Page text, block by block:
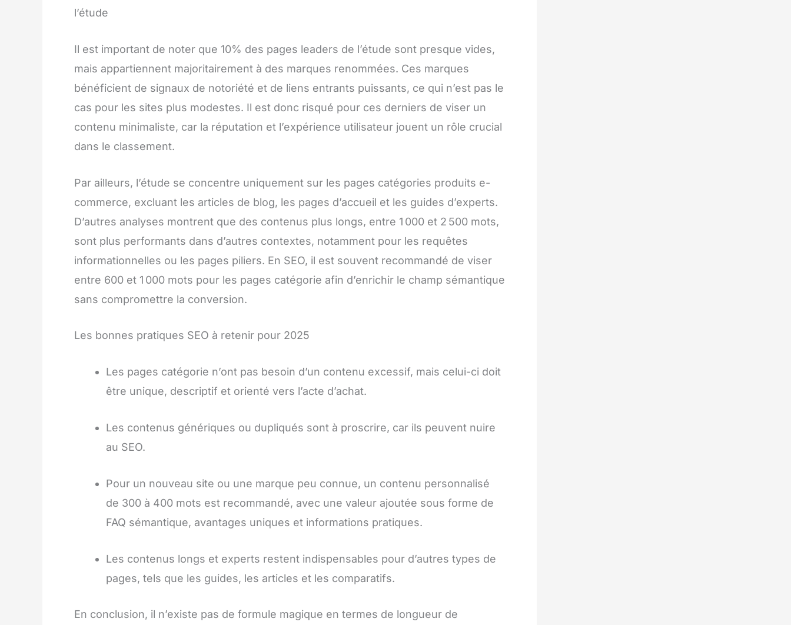
l’étude
Il est important de noter que 10% des pages leaders de l’étude sont presque vides,
mais appartiennent majoritairement à des marques renommées. Ces marques
bénéficient de signaux de notoriété et de liens entrants puissants, ce qui n’est pas le
cas pour les sites plus modestes. Il est donc risqué pour ces derniers de viser un
contenu minimaliste, car la réputation et l’expérience utilisateur jouent un rôle crucial
dans le classement.
Par ailleurs, l’étude se concentre uniquement sur les pages catégories produits e-
commerce, excluant les articles de blog, les pages d’accueil et les guides d’experts.
D’autres analyses montrent que des contenus plus longs, entre 1 000 et 2 500 mots,
sont plus performants dans d’autres contextes, notamment pour les requêtes
informationnelles ou les pages piliers. En SEO, il est souvent recommandé de viser
entre 600 et 1 000 mots pour les pages catégorie afin d’enrichir le champ sémantique
sans compromettre la conversion.
Les bonnes pratiques SEO à retenir pour 2025
Les pages catégorie n’ont pas besoin d’un contenu excessif, mais celui-ci doit
être unique, descriptif et orienté vers l’acte d’achat.
Les contenus génériques ou dupliqués sont à proscrire, car ils peuvent nuire
au SEO.
Pour un nouveau site ou une marque peu connue, un contenu personnalisé
de 300 à 400 mots est recommandé, avec une valeur ajoutée sous forme de
FAQ sémantique, avantages uniques et informations pratiques.
Les contenus longs et experts restent indispensables pour d’autres types de
pages, tels que les guides, les articles et les comparatifs.
En conclusion, il n’existe pas de formule magique en termes de longueur de